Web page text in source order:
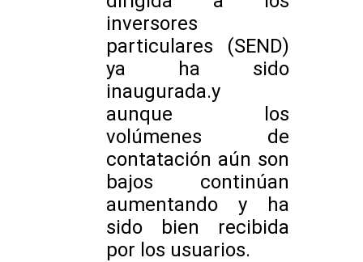
inversores
particulares (SEND)
ya ha sido
inaugurada.y
aunque los
volúmenes de
contatación aún son
bajos continúan
aumentando y ha
sido bien recibida
por los usuarios.